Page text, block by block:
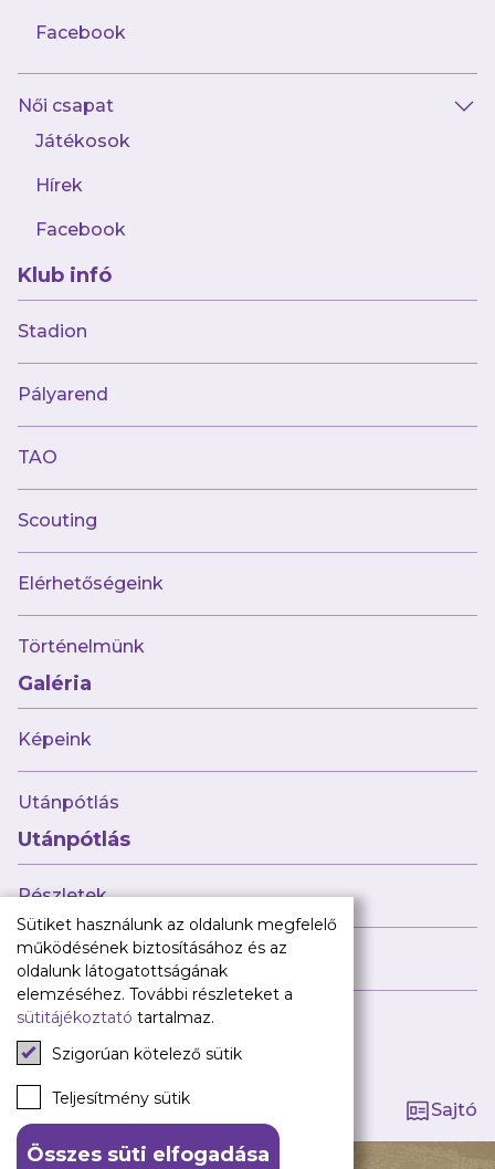
Facebook
Női csapat
Játékosok
Hírek
Facebook
Klub infó
Stadion
Pályarend
TAO
Scouting
Elérhetőségeink
Történelmünk
Galéria
Képeink
Utánpótlás
Utánpótlás
Részletek
Híreink
Tagság kezelése
Sajtó
"Mindent a helyén kell kezelnünk, egy
vereséget és egy győzelmet is"
Múltunk
Jelenünk
Meccseink
Híreink
Csapataink
Galéria
Utánpótlás
Babaváró
ajándékcsomag
Újpest FC
TAO
Klub infó
Sajtó
Press Kit
Újpest FC Shop
Digitális felületeink
Facebook
Instagram
Tiktok
Youtube
Spotify
Sütiket használunk az oldalunk megfelelő
működésének biztosításához és az
oldalunk látogatottságának
elemzéséhez. További részleteket a
sütitájékoztató tartalmaz.
Szigorúan kötelező sütik
Teljesítmény sütik
Összes süti elfogadása